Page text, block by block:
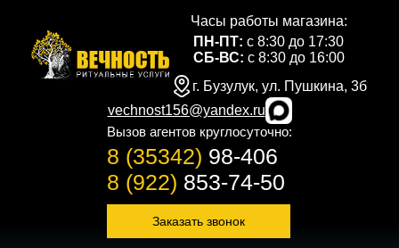
Часы работы магазина:
ПН-ПТ: с 8:30 до 17:30
СБ-ВС: с 8:30 до 16:00
г. Бузулук, ул. Пушкина, 3б
vechnost156@yandex.ru
Вызов агентов круглосуточно:
8 (35342) 98-406
8 (922) 853-74-50
Заказать звонок